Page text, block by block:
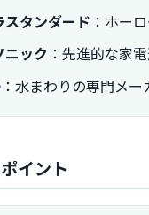
スタンダード ：ホー
ニック ：先進的な家
：水まわりの専門メ
イント